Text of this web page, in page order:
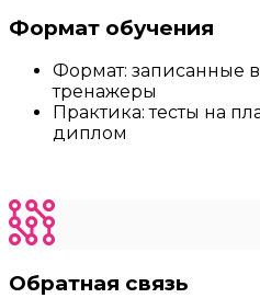
Формат обучения
Формат: записанные
тренажеры
Практика: тесты на
диплом
Обратная связь